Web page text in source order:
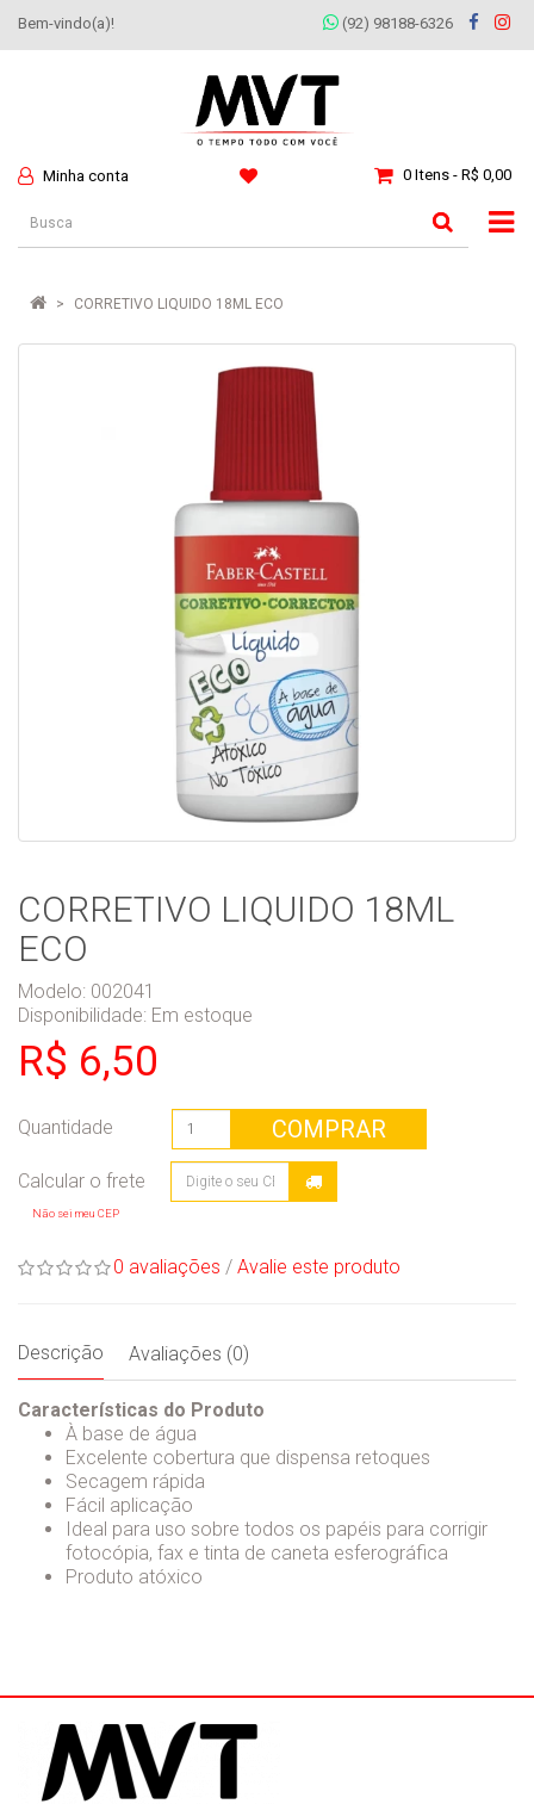
Bem-vindo(a)! (92) 98188-6326
Minha conta 0 Itens - R$ 0,00
CORRETIVO LIQUIDO 18ML ECO
CORRETIVO LIQUIDO 18ML
ECO
Modelo: 002041
Disponibilidade: Em estoque
R$ 6,50
Quantidade COMPRAR
Não sei meu CEP
0 avaliações / Avalie este produto
Descrição Avaliações (0)
Características do Produto
À base de água
Excelente cobertura que dispensa retoques
Secagem rápida
Fácil aplicação
Ideal para uso sobre todos os papéis para corrigir
fotocópia, fax e tinta de caneta esferográfica
Produto atóxico